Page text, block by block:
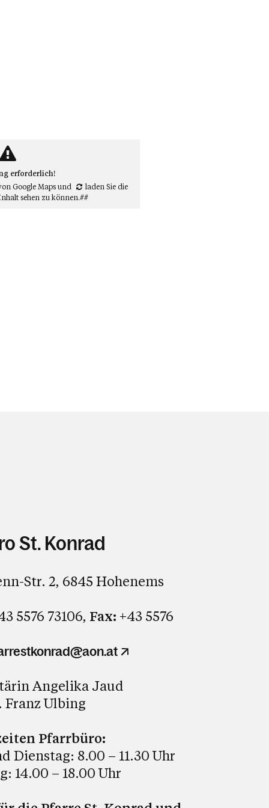
erforderlich!
Google Mapsund
laden Sie die
sehen zu können.##
St. Konrad
Str. 2, 6845 Hohenems
5576 73106, Fax: +43 5576
Angelika Jaud
Franz Ulbing
Pfarrbüro:
Dienstag: 8.00 – 11.30 Uhr
14.00 – 18.00 Uhr